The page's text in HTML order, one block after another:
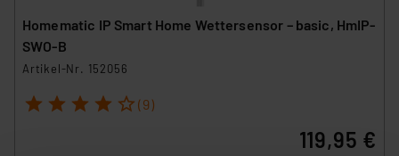
Homematic IP Smart Home Wettersensor – basic, HmIP-
SWO-B
Artikel-Nr. 152056
1 2 3 4 5 (9)
119,95 €